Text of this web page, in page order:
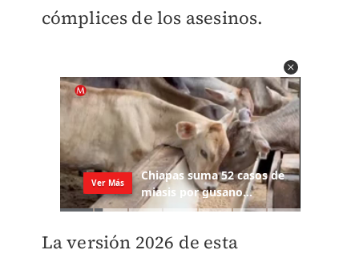
cómplices de los asesinos.
La versión 2026 de esta